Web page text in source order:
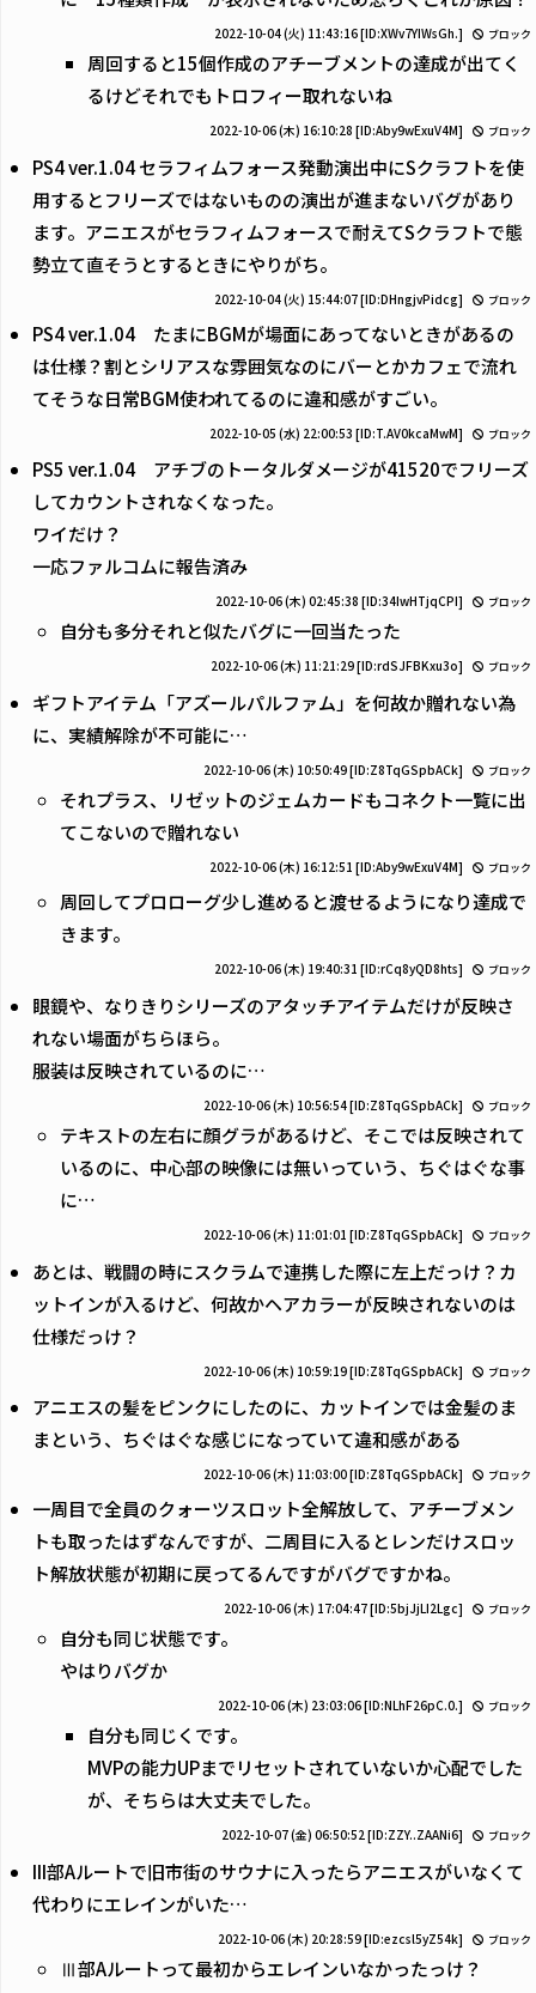
2022-10-04 (火) 11:43:16[ID:XWv7YIWsGh.] ブロック
周回すると15個作成のアチーブメントの達成が出てく
るけどそれでもトロフィー取れないね
2022-10-06 (木) 16:10:28 [ID:Aby9wExuV4M] ブロック
PS4 ver.1.04 セラフィムフォース発動演出中にSクラフトを使
用するとフリーズではないものの演出が進まないバグがあり
ます。アニエスがセラフィムフォースで耐えてSクラフトで態
勢立て直そうとするときにやりがち。
2022-10-04 (火) 15:44:07[ID:DHngjvPidcg] ブロック
PS4 ver.1.04 たまにBGMが場面にあってないときがあるの
は仕様？割とシリアスな雰囲気なのにバーとかカフェで流れ
てそうな日常BGM使われてるのに違和感がすごい。
2022-10-05 (水) 22:00:53 [ID:T.AV0kcaMwM] ブロック
PS5 ver.1.04 アチブのトータルダメージが41520でフリーズ
してカウントされなくなった。
ワイだけ？
一応ファルコムに報告済み
2022-10-06 (木) 02:45:38 [ID:34IwHTjqCPI] ブロック
自分も多分それと似たバグに一回当たった
2022-10-06 (木) 11:21:29[ID:rdSJFBKxu3o] ブロック
ギフトアイテム「アズールパルファム」を何故か贈れない為
に、実績解除が不可能に…
2022-10-06 (木) 10:50:49[ID:Z8TqGSpbACk] ブロック
それプラス、リゼットのジェムカードもコネクト一覧に出
てこないので贈れない
2022-10-06 (木) 16:12:51 [ID:Aby9wExuV4M] ブロック
周回してプロローグ少し進めると渡せるようになり達成で
きます。
2022-10-06 (木) 19:40:31 [ID:rCq8yQD8hts] ブロック
眼鏡や、なりきりシリーズのアタッチアイテムだけが反映さ
れない場面がちらほら。
服装は反映されているのに…
2022-10-06 (木) 10:56:54[ID:Z8TqGSpbACk] ブロック
テキストの左右に顔グラがあるけど、そこでは反映されて
いるのに、中心部の映像には無いっていう、ちぐはぐな事
に…
2022-10-06 (木) 11:01:01 [ID:Z8TqGSpbACk] ブロック
あとは、戦闘の時にスクラムで連携した際に左上だっけ？カ
ットインが入るけど、何故かヘアカラーが反映されないのは
仕様だっけ？
2022-10-06 (木) 10:59:19[ID:Z8TqGSpbACk] ブロック
アニエスの髪をピンクにしたのに、カットインでは金髪のま
まという、ちぐはぐな感じになっていて違和感がある
2022-10-06 (木) 11:03:00[ID:Z8TqGSpbACk] ブロック
一周目で全員のクォーツスロット全解放して、アチーブメン
トも取ったはずなんですが、二周目に入るとレンだけスロッ
ト解放状態が初期に戻ってるんですがバグですかね。
2022-10-06 (木) 17:04:47[ID:5bjJjLI2Lgc] ブロック
自分も同じ状態です。
やはりバグか
2022-10-06 (木) 23:03:06[ID:NLhF26pC.0.] ブロック
自分も同じくです。
MVPの能力UPまでリセットされていないか心配でした
が、そちらは大丈夫でした。
2022-10-07 (金) 06:50:52[ID:ZZY..ZAANi6] ブロック
III部Aルートで旧市街のサウナに入ったらアニエスがいなくて
代わりにエレインがいた…
2022-10-06 (木) 20:28:59[ID:ezcsl5yZ54k] ブロック
Ⅲ部Aルートって最初からエレインいなかったっけ？